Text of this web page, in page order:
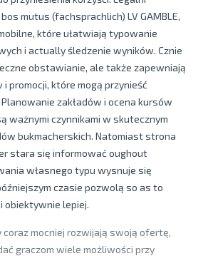
mutus (fachsprachlich) LV GAMBLE,
które ułatwiają typowanie
i actually śledzenie wyników. Cznie
obstawianie, ale także zapewniają
promocji, które mogą przynieść
zakładów i ocena kursów
ważnymi czynnikami w skutecznym
bukmacherskich. Natomiast strona
stara się informować oughout
własnego typu wysnuje się
czasie pozwolą so as to
obiektywnie lepiej.
coraz mocniej rozwijają swoją ofertę,
graczom wiele możliwości przy